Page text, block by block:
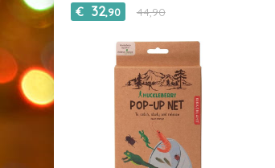
€ 32,90 44,90